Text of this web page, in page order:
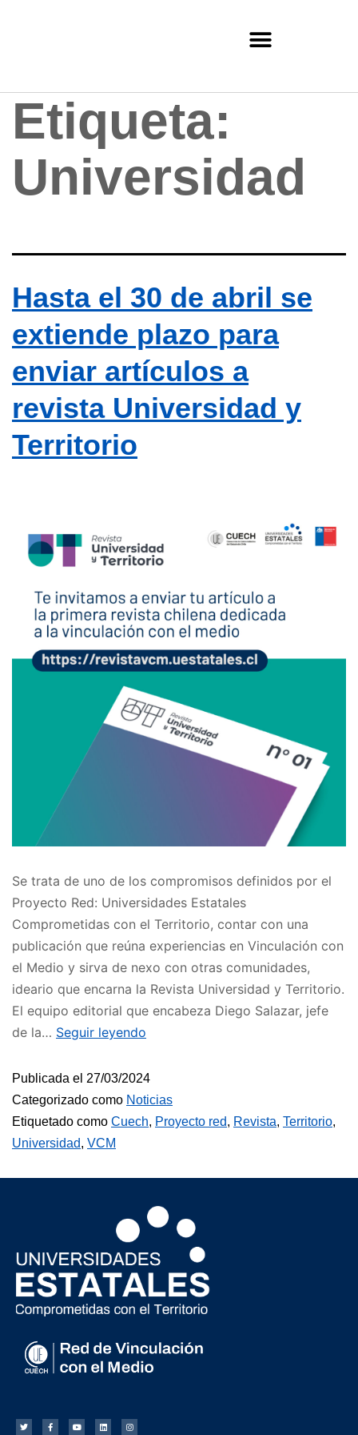
Etiqueta:
Universidad
Hasta el 30 de abril se
extiende plazo para
enviar artículos a
revista Universidad y
Territorio
Se trata de uno de los compromisos definidos por el
Proyecto Red: Universidades Estatales
Comprometidas con el Territorio, contar con una
publicación que reúna experiencias en Vinculación con
el Medio y sirva de nexo con otras comunidades,
ideario que encarna la Revista Universidad y Territorio.
El equipo editorial que encabeza Diego Salazar, jefe
de la… Seguir leyendo
Publicada el 27/03/2024
Categorizado como Noticias
Etiquetado como Cuech, Proyecto red, Revista, Territorio,
Universidad, VCM